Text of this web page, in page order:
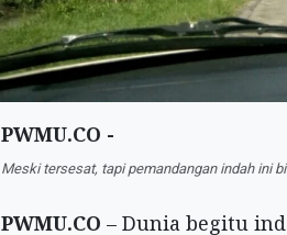
PWMU.CO -
Meski tersesat, tapi pemandangan indah ini
PWMU.CO – Dunia begitu